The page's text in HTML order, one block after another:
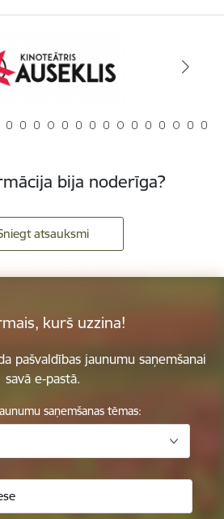
bija noderīga?
atsauksmi
kurš uzzina!
pašvaldības jaunumu saņemšanai
savā e-pastā.
saņemšanas tēmas: